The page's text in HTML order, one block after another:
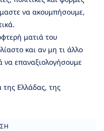
να ακουμπήσουμε,
ματιά του
και αν μη τι άλλο
να επαναξιολογήσουμε
της Ελλάδας, της